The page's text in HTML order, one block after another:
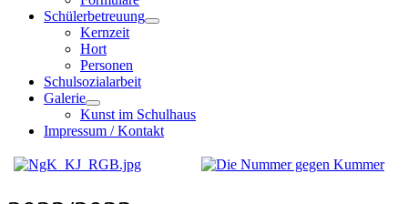
Schülerbetreuung
Kernzeit
Hort
Personen
Schulsozialarbeit
Galerie
Kunst im Schulhaus
Impressum / Kontakt